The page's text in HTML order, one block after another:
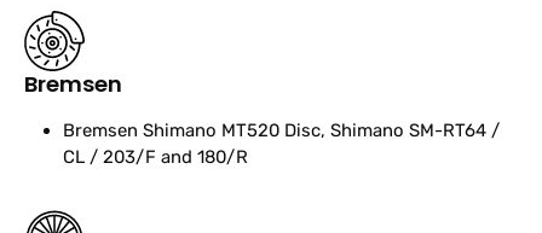
Bremsen
Bremsen Shimano MT520 Disc, Shimano SM-RT64 /
CL / 203/F and 180/R